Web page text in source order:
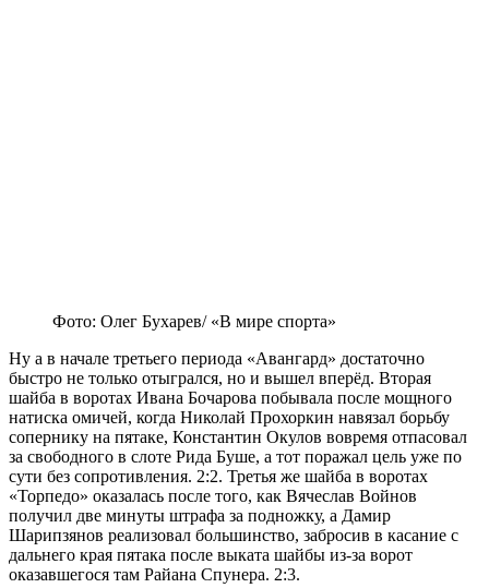
Фото: Олег Бухарев/ «В мире спорта»
Ну а в начале третьего периода «Авангард» достаточно
быстро не только отыгрался, но и вышел вперёд. Вторая
шайба в воротах Ивана Бочарова побывала после мощного
натиска омичей, когда Николай Прохоркин навязал борьбу
сопернику на пятаке, Константин Окулов вовремя отпасовал
за свободного в слоте Рида Буше, а тот поражал цель уже по
сути без сопротивления. 2:2. Третья же шайба в воротах
«Торпедо» оказалась после того, как Вячеслав Войнов
получил две минуты штрафа за подножку, а Дамир
Шарипзянов реализовал большинство, забросив в касание с
дальнего края пятака после выката шайбы из-за ворот
оказавшегося там Райана Спунера. 2:3.